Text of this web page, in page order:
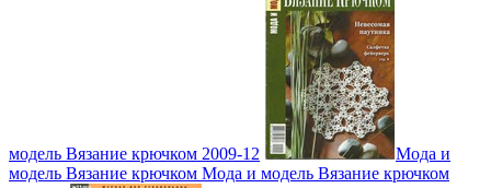
модель Вязание крючком 2009-12
Мода и
модель Вязание крючком Мода и модель Вязание крючком